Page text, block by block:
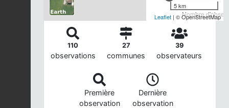
Nombre
5 km
Leaflet | © OpenStreetMap
110
observations
27
communes
39
observateurs
Première
observation
Dernière
observation